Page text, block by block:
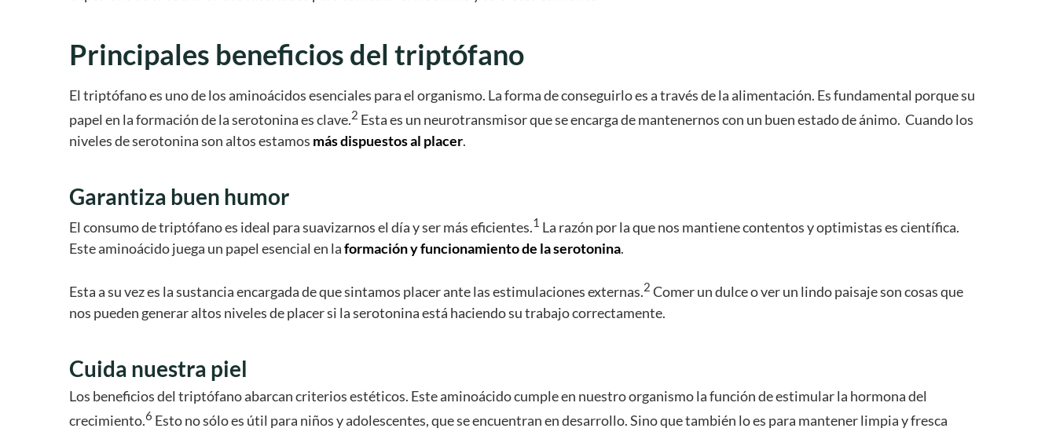
Principales beneficios del triptófano
El triptófano es uno de los aminoácidos esenciales para el organismo. La forma de conseguirlo es a través de la alimentación. Es fundamental porque su
papel en la formación de la serotonina es clave.2 Esta es un neurotransmisor que se encarga de mantenernos con un buen estado de ánimo. Cuando los
niveles de serotonina son altos estamos más dispuestos al placer.
Garantiza buen humor
El consumo de triptófano es ideal para suavizarnos el día y ser más eficientes.1 La razón por la que nos mantiene contentos y optimistas es científica.
Este aminoácido juega un papel esencial en laformación y funcionamiento de la serotonina.
Esta a su vez es la sustancia encargada de que sintamos placer ante las estimulaciones externas.2 Comer un dulce o ver un lindo paisaje son cosas que
nos pueden generar altos niveles de placer si la serotonina está haciendo su trabajo correctamente.
Cuida nuestra piel
Los beneficios del triptófano abarcan criterios estéticos. Este aminoácido cumple en nuestro organismo la función de estimular la hormona del
crecimiento.6 Esto no sólo es útil para niños y adolescentes, que se encuentran en desarrollo. Sino que también lo es para mantener limpia y fresca